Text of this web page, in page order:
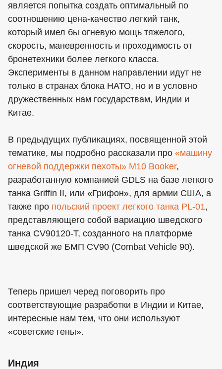
является попытка создать оптимальный по
соотношению цена-качество легкий танк,
который имел бы огневую мощь тяжелого,
скорость, маневренность и проходимость от
бронетехники более легкого класса.
Эксперименты в данном направлении идут не
только в странах блока НАТО, но и в условно
дружественных нам государствам, Индии и
Китае.
В предыдущих публикациях, посвященной этой
тематике, мы подробно рассказали про «машину
огневой поддержки пехоты» M10 Booker,
разработанную компанией GDLS на базе легкого
танка Griffin II, или «Грифон», для армии США, а
также про польский проект легкого танка PL-01,
представляющего собой вариацию шведского
танка CV90120-T, созданного на платформе
шведской же БМП CV90 (Combat Vehicle 90).
Теперь пришел черед поговорить про
соответствующие разработки в Индии и Китае,
интересные нам тем, что они используют
«советские гены».
Индия